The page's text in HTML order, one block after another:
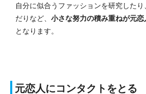
自分に似合うファッションを研究した
だりなど、 小さな努力の積み重ねが元
となります。
元恋人にコンタクトをとる